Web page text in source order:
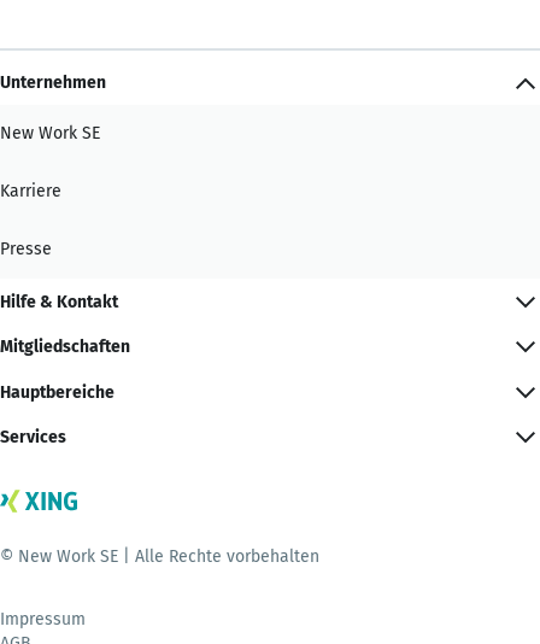
Unternehmen
New Work SE
Karriere
Presse
Hilfe & Kontakt
Mitgliedschaften
Hauptbereiche
Services
© New Work SE | Alle Rechte vorbehalten
Impressum